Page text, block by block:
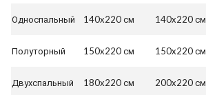
Односпальный 140x220 см 140x220 см
Полуторный 150x220 см 150x220 см
Двухспальный 180x220 см 200x220 см